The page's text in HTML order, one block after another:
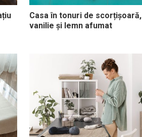
Casa în tonuri de scorțișoară,
vanilie și lemn afumat